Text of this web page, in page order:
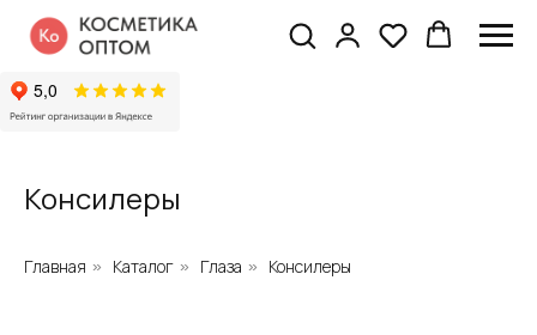
Консилеры
Главная » Каталог » Глаза » Консилеры